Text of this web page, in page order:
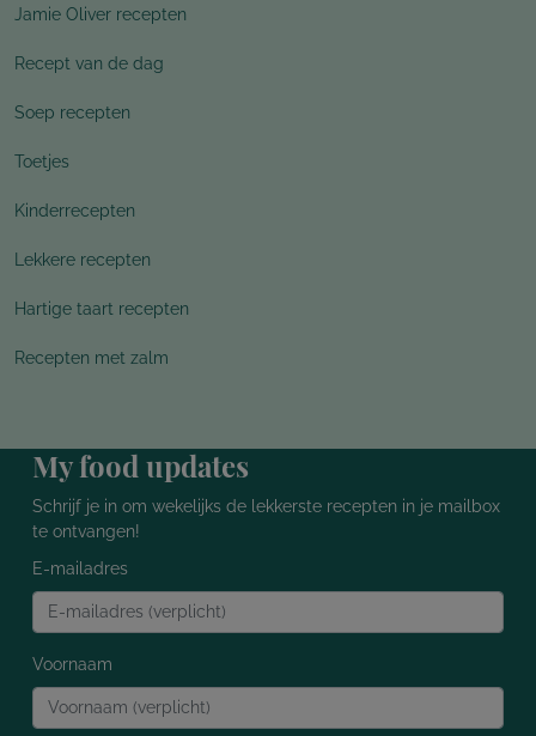
Jamie Oliver recepten
Recept van de dag
Soep recepten
Toetjes
Kinderrecepten
Lekkere recepten
Hartige taart recepten
Recepten met zalm
My food updates
Schrijf je in om wekelijks de lekkerste recepten in je mailbox
te ontvangen!
E-mailadres
Voornaam